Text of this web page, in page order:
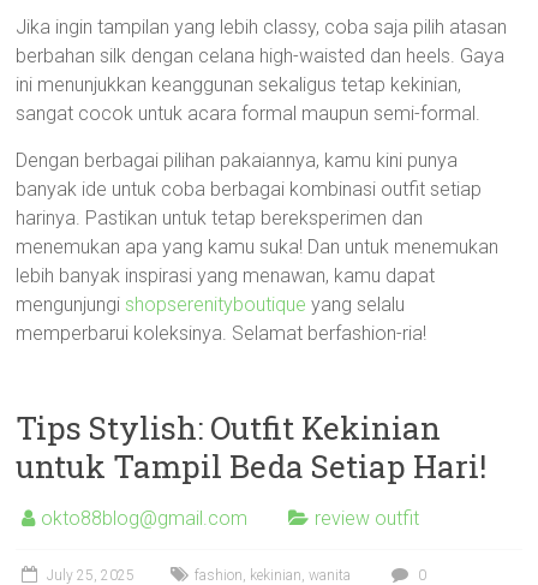
Jika ingin tampilan yang lebih classy, coba saja pilih atasan
berbahan silk dengan celana high-waisted dan heels. Gaya
ini menunjukkan keanggunan sekaligus tetap kekinian,
sangat cocok untuk acara formal maupun semi-formal.
Dengan berbagai pilihan pakaiannya, kamu kini punya
banyak ide untuk coba berbagai kombinasi outfit setiap
harinya. Pastikan untuk tetap bereksperimen dan
menemukan apa yang kamu suka! Dan untuk menemukan
lebih banyak inspirasi yang menawan, kamu dapat
mengunjungi shopserenityboutique yang selalu
memperbarui koleksinya. Selamat berfashion-ria!
Tips Stylish: Outfit Kekinian
untuk Tampil Beda Setiap Hari!
okto88blog@gmail.com review outfit
July 25, 2025 fashion, kekinian,wanita
0